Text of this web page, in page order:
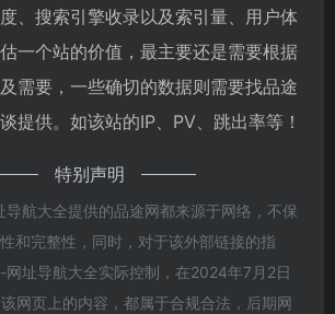
、搜索引擎收录以及索引量、用户体
一个站的价值，最主要还是需要根据
需要，一些确切的数据则需要找品途
提供。如该站的IP、PV、跳出率等！
特别声明
航大全提供的品途网都来源于网络，不保
和完整性，同时，对于该外部链接的指
网址导航大全实际控制，在2024年7月2日
网页上的内容，都属于合规合法，后期网